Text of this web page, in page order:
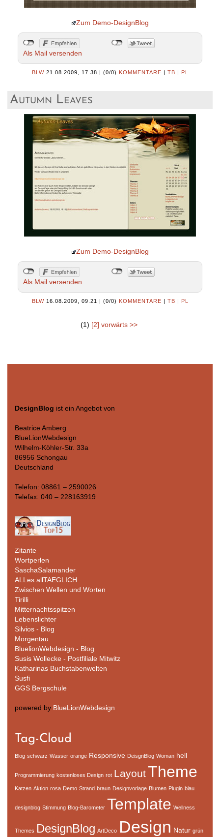
Zum Demo-DesignBlog
Als Mail versenden
BLW 21.08.2009, 17.38 | (0/0) KOMMENTARE | TB | PL
Autumn Leaves
Zum Demo-DesignBlog
Als Mail versenden
BLW 16.08.2009, 09.21 | (0/0) KOMMENTARE | TB | PL
(1) [2] vorwärts >>
DesignBlog ist ein Angebot von
Beatrice Amberg
BlueLionWebdesign
Wilhelm-Köhler-Str. 33a
86956 Schongau
Deutschland
Telefon: 08861 – 2590026
Telefax: 040 – 228163919
Zitante
Wortperlen
SaschaSalamander
ALLes allTAEGLICH
Zwischen Wellen und Worten
Tirilli
Mitternachtsspitzen
Lebenslichter
Silvios - Blog
Morgentau
BluelionWebdesign - Blog
Susis Wollecke - Postfiliale Mitwitz
Katharinas Buchstabenwelten
Susfi
GGS Bergschule
powered by BlueLionWebdesign
Tag-Cloud
Blog schwarz Wasser orange Responsive DeisgnBlog Woman hell
Programmierung kostenloses Design rot LayoutTheme
Katzen Aktion rosa Demo Strand braun Designvorlage Blumen Plugin blau
designblog Stimmung Blog-Barometer Template Wellness
Themes DesignBlog ArtDeco Design Natur grün